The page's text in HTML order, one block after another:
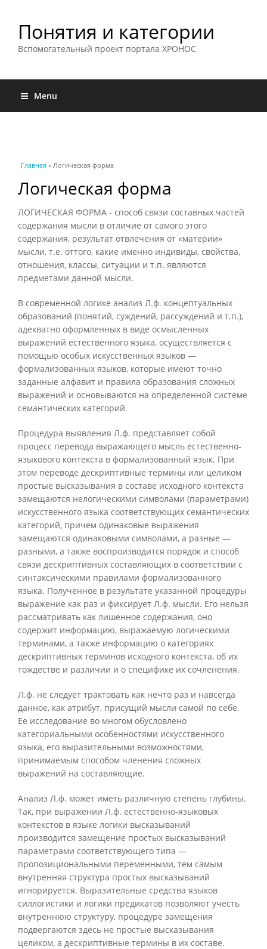
Понятия и категории
Вспомогательный проект портала ХРОНОС
Menu
Вы здесь
Главная » Логическая форма
Логическая форма
ЛОГИЧЕСКАЯ ФОРМА - способ связи составных частей
содержания мысли в отличие от самого этого
содержания, результат отвлечения от «материи»
мысли, т.е. оттого, какие именно индивиды, свойства,
отношения, классы, ситуации и т.п. являются
предметами данной мысли.
В современной логике анализ Л.ф. концептуальных
образований (понятий, суждений, рассуждений и т.п.),
адекватно оформленных в виде осмысленных
выражений естественного языка, осуществляется с
помощью особых искусственных языков —
формализованных языков, которые имеют точно
заданные алфавит и правила образования сложных
выражений и основываются на определенной системе
семантических категорий.
Процедура выявления Л.ф. представляет собой
процесс перевода выражающего мысль естественно-
языкового контекста в формализованный язык. При
этом переводе дескриптивные термины или целиком
простые высказывания в составе исходного контекста
замещаются нелогическими символами (параметрами)
искусственного языка соответствующих семантических
категорий, причем одинаковые выражения
замещаются одинаковыми символами, а разные —
разными, а также воспроизводится порядок и способ
связи дескриптивных составляющих в соответствии с
синтаксическими правилами формализованного
языка. Полученное в результате указанной процедуры
выражение как раз и фиксирует Л.ф. мысли. Его нельзя
рассматривать как лишенное содержания, оно
содержит информацию, выражаемую логическими
терминами, а также информацию о категориях
дескриптивных терминов исходного контекста, об их
тождестве и различии и о специфике их сочленения.
Л.ф. не следует трактовать как нечто раз и навсегда
данное, как атрибут, присущий мысли самой по себе.
Ее исследование во многом обусловлено
категориальными особенностями искусственного
языка, его выразительными возможностями,
принимаемым способом членения сложных
выражений на составляющие.
Анализ Л.ф. может иметь различную степень глубины.
Так, при выражении Л.ф. естественно-языковых
контекстов в языке логики высказываний
производится замещение простых высказываний
параметрами соответствующего типа —
пропозициональными переменными, тем самым
внутренняя структура простых высказываний
игнорируется. Выразительные средства языков
силлогистики и логики предикатов позволяют учесть
внутреннюю структуру, процедуре замещения
подвергаются здесь не простые высказывания
целиком, а дескриптивные термины в их составе.